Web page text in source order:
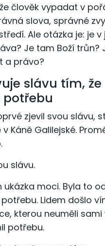
člověk vypadat v
slova, správné
Ale otázka je: je v
Je tam Boží trůn?
a právo?
slávu tím, že
zjevil svou slávu,
Káně Galilejské.
slávu.
ukázka moci. Byla to
Lidem došlo
kterou neuměli sami
potřebu.